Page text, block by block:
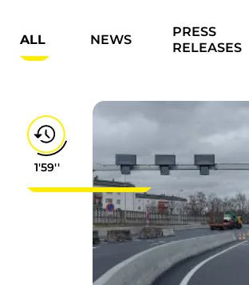
ALL NEWS
PRESS
RELEASES
1'59''